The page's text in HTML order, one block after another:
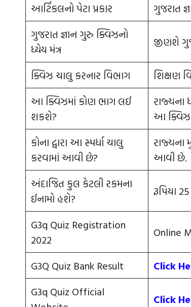
આર્ટિકલનો પેટા પ્રકાર
ગુજરાત
ગુજરાત જ્ઞાન ગુરુ ક્વિઝનો
ધ્યેય મંત્ર
જીણશે
ક્વિઝ ચાલુ કરનાર વિભાગ
શિક્ષણ
આ ક્વિઝમાં કોણ ભાગ લઈ
શકશે?
રાજ્યના
આ ક્વિઝ
કોના દ્વારા આ સ્પર્ધા ચાલુ
કરવામાં આવી છે?
રાજ્યના
આવી છે.
અંદાજિત કુલ કેટલી રકમના
ઈનામો હશે?
રૂપિયા
G3q Quiz Registration
2022
Online
G3Q Quiz Bank Result
Click
G3q Quiz Official
Click